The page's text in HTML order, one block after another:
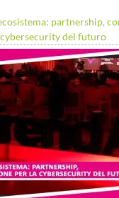
partnership,
del futuro